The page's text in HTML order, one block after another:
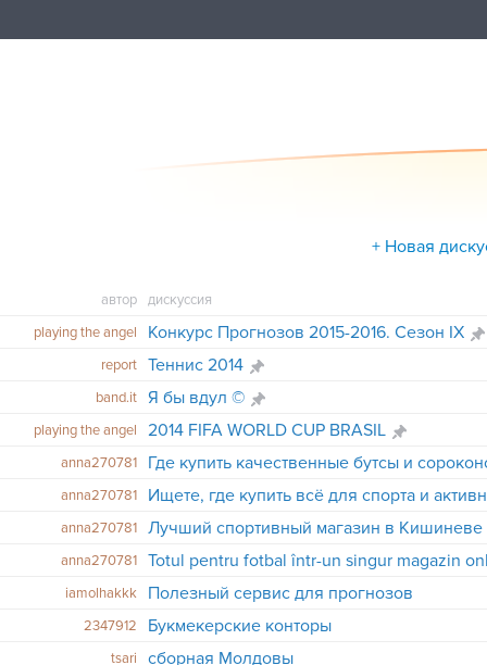
+ Новая
автор
дискуссия
playing the angel
Конкурс Прогнозов 2015-2016. Сезон IX
report Теннис 2014
band.it Я бы вдул ©
playing the angel 2014 FIFA WORLD CUP BRASIL
anna270781
anna270781
Ищете, где купить всё для спорта и
anna270781 Лучший спортивный магазин в Кишиневе
anna270781 Totul pentru fotbal într-un singur magazin
iamolhakkk Полезный сервис для прогнозов
2347912 Букмекерские конторы
tsari сборная Молдовы